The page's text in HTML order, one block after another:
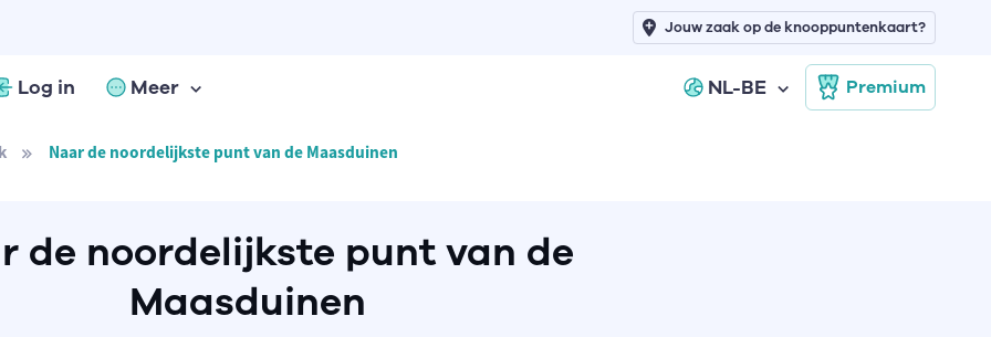
Log in Meer NL-BE Premium
Jouw zaak op de knooppuntenkaart?
Naar de noordelijkste punt van de Maasduinen
de noordelijkste punt van de
Maasduinen